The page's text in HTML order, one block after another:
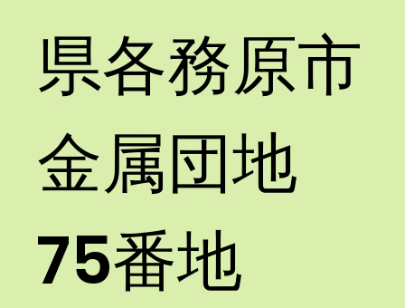
県各務原市
金属団地
75番地